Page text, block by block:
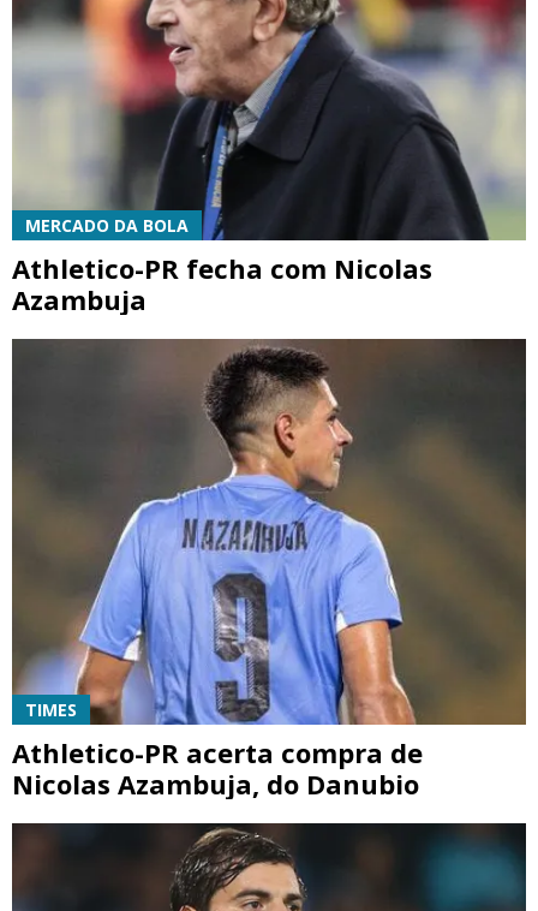
MERCADO DA BOLA
Athletico-PR fecha com Nicolas
Azambuja
TIMES
Athletico-PR acerta compra de
Nicolas Azambuja, do Danubio